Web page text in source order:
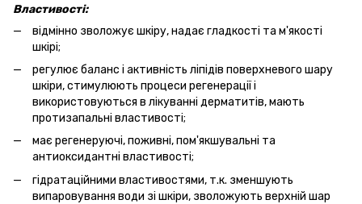
Властивості:
відмінно зволожує шкіру, надає гладкості та м'якості
шкірі;
регулює баланс і активність ліпідів поверхневого шару
шкіри, стимулюють процеси регенерації і
використовуються в лікуванні дерматитів, мають
протизапальні властивості;
має регенеруючі, поживні, пом'якшувальні та
антиоксидантні властивості;
гідратаційними властивостями, т.к. зменшують
випаровування води зі шкіри, зволожують верхній шар